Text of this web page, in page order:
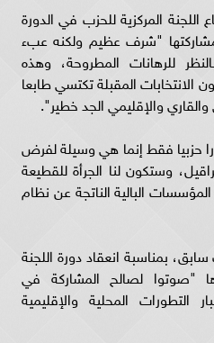
المركزية للحزب في الدورة
"شرف عظيم ولكنه عبء
للرهانات المطروحة، وهذه
الانتخابات المقبلة تكتسي طابعا
والقاري والإقليمي الجد خطير".
حزبيا فقط إنما هي وسيلة لفرض
وستكون لنا الجرأة للقطيعة
البالية الناتجة عن نظام
بمناسبة انعقاد دورة اللجنة
"صوتوا لصالح المشاركة في
التطورات المحلية والإقليمية